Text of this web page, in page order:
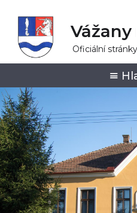
Oficiální